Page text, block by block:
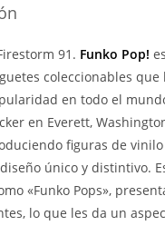
91. Funko Pop!
coleccionables que
en todo el
en Everett,
figuras de
único y distintivo.
«Funko Pops»,
lo que les da un